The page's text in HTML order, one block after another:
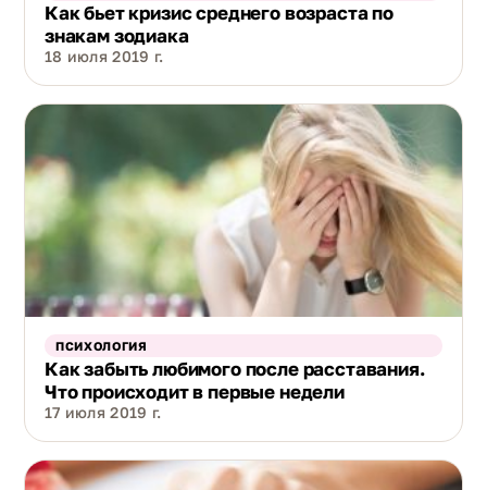
Как бьет кризис среднего возраста по
знакам зодиака
18 июля 2019 г.
ПСИХОЛОГИЯ
Как забыть любимого после расставания.
Что происходит в первые недели
17 июля 2019 г.